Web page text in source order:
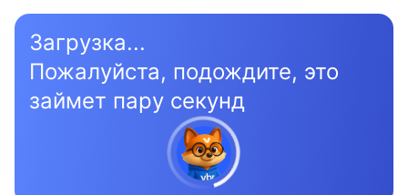
Загрузка...
Пожалуйста, подождите, это
займет пару секунд